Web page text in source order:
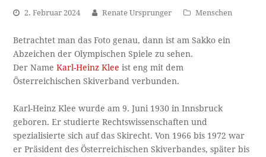
2. Februar 2024 Renate Ursprunger Menschen
Betrachtet man das Foto genau, dann ist am Sakko ein
Abzeichen der Olympischen Spiele zu sehen.
Der NameKarl-Heinz Klee ist eng mit dem
Österreichischen Skiverband verbunden.
Karl-Heinz Klee wurde am 9. Juni 1930 in Innsbruck
geboren. Er studierte Rechtswissenschaften und
spezialisierte sich auf das Skirecht. Von 1966 bis 1972 war
er Präsident des Österreichischen Skiverbandes, später bis